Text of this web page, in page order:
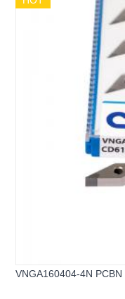
VNGA160404-4N